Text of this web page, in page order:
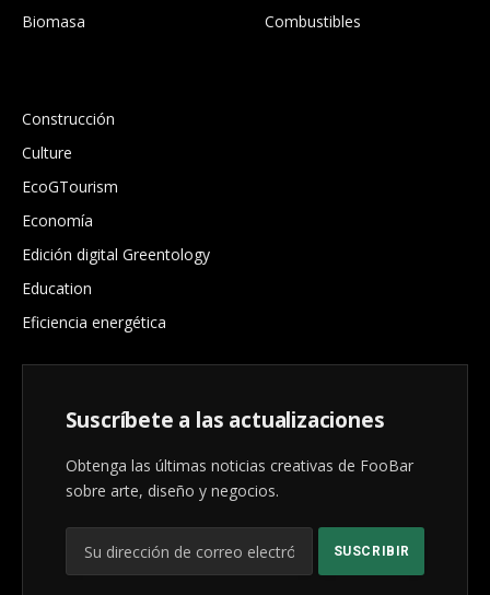
Biomasa
Combustibles
Construcción
Culture
EcoGTourism
Economía
Edición digital Greentology
Education
Eficiencia energética
Suscríbete a las actualizaciones
Obtenga las últimas noticias creativas de FooBar
sobre arte, diseño y negocios.